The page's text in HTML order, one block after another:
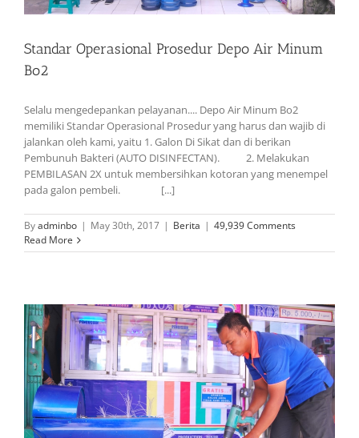
Standar Operasional Prosedur Depo Air Minum
Bo2
Selalu mengedepankan pelayanan.... Depo Air Minum Bo2
memiliki Standar Operasional Prosedur yang harus dan wajib di
jalankan oleh kami, yaitu 1. Galon Di Sikat dan di berikan
Pembunuh Bakteri (AUTO DISINFECTAN). 2. Melakukan
PEMBILASAN 2X untuk membersihkan kotoran yang menempel
pada galon pembeli. [...]
Byadminbo | May 30th, 2017 | Berita | 49,939 Comments
Read More